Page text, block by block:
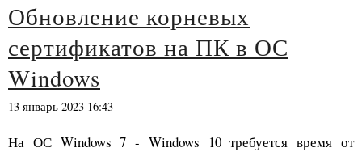
Обновление корневых
сертификатов на ПК в ОС
Windows
13 январь 2023 16:43
На ОС Windows 7 - Windows 10 требуется время от